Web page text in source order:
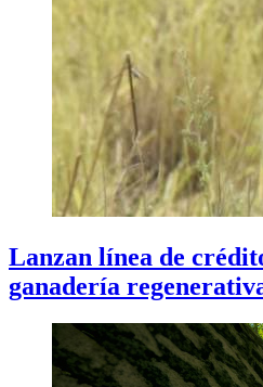
Lanzan línea de
ganadería